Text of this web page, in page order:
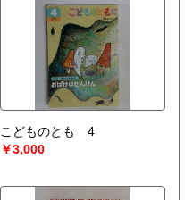
こどものとも 4
￥3,000